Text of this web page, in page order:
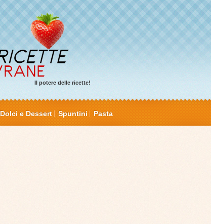
Il potere delle ricette!
Dolci e Dessert Spuntini Pasta